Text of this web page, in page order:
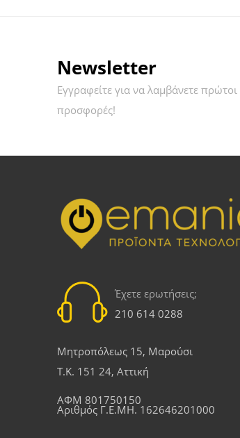
Newsletter
Εγγραφείτε για να λαμβάνετε
προσφορές!
Έχετε ερωτήσεις;
210 614 0288
Μητροπόλεως 15, Μαρούσι
Τ.Κ. 151 24, Αττική
ΑΦΜ 801750150
Αριθμός Γ.Ε.ΜΗ. 162646201000